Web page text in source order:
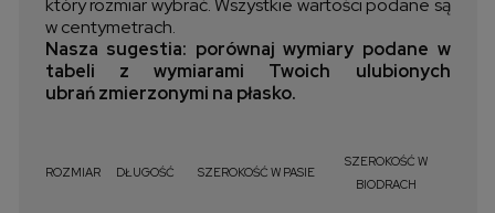
w centymetrach.
Nasza sugestia: porównaj wymiary podane w
tabeli z wymiarami Twoich ulubionych
ubrań zmierzonymi na płasko.
ROZMIAR DŁUGOŚĆ SZEROKOŚĆ W PASIE
SZEROKOŚĆ W
BIODRACH